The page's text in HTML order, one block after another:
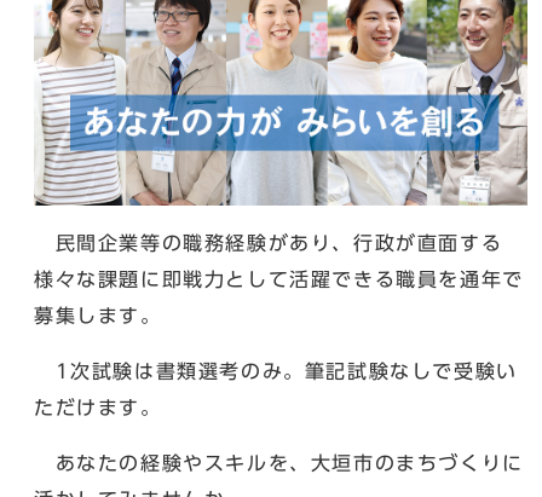
民間企業等の職務経験があり、行政が直面する
様々な課題に即戦力として活躍できる職員を通年で
募集します。
1次試験は書類選考のみ。筆記試験なしで受験い
ただけます。
あなたの経験やスキルを、大垣市のまちづくりに